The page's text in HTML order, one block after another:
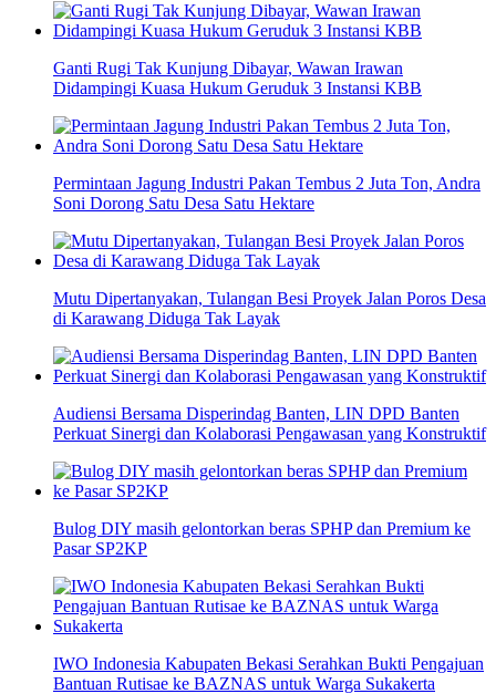
Ganti Rugi Tak Kunjung Dibayar, Wawan Irawan
Didampingi Kuasa Hukum Geruduk 3 Instansi KBB
Permintaan Jagung Industri Pakan Tembus 2 Juta Ton, Andra
Soni Dorong Satu Desa Satu Hektare
Mutu Dipertanyakan, Tulangan Besi Proyek Jalan Poros Desa
di Karawang Diduga Tak Layak
Audiensi Bersama Disperindag Banten, LIN DPD Banten
Perkuat Sinergi dan Kolaborasi Pengawasan yang Konstruktif
Bulog DIY masih gelontorkan beras SPHP dan Premium ke
Pasar SP2KP
IWO Indonesia Kabupaten Bekasi Serahkan Bukti Pengajuan
Bantuan Rutisae ke BAZNAS untuk Warga Sukakerta